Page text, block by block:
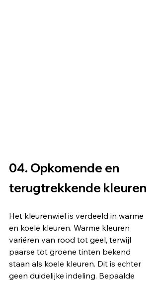
04. Opkomende en
terugtrekkende kleuren
Het kleurenwiel is verdeeld in warme
en koele kleuren. Warme kleuren
variëren van rood tot geel, terwijl
paarse tot groene tinten bekend
staan ​​als koele kleuren. Dit is echter
geen duidelijke indeling. Bepaalde